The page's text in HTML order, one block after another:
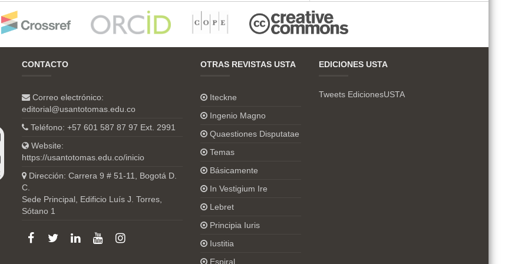
CONTACTO
Correo electrónico:
editorial@usantotomas.edu.co
Teléfono: +57 601 587 87 97 Ext. 2991
Website:
https://usantotomas.edu.co/inicio
Dirección: Carrera 9 # 51-11, Bogotá D.
C.
Sede Principal, Edificio Luís J. Torres,
Sótano 1
OTRAS REVISTAS USTA
Iteckne
Ingenio Magno
Quaestiones Disputatae
Temas
Básicamente
In Vestigium Ire
Lebret
Principia Iuris
Iustitia
Espiral
EDICIONES USTA
Tweets EdicionesUSTA